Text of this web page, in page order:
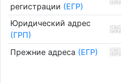
регистрации (ЕГР)
Юридический адрес
(ГРП)
Прежние адреса (ЕГР)